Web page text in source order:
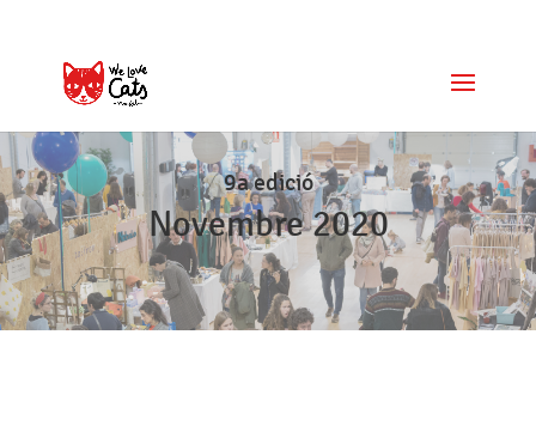
9a edició
Novembre 2020